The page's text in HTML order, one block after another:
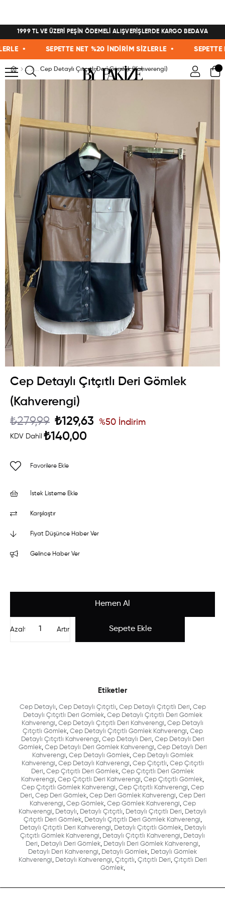
1999 TL VE ÜZERİ PEŞİN ÖDEMELİ ALIŞVERİŞLERDE KARGO BEDAVA
• SEPETTE NET %20 İNDİRİM SİZLERLE • SEPETTE
Cep Detaylı Çıtçıtlı Deri Gömlek (Kahverengi)
Cep Detaylı Çıtçıtlı Deri Gömlek
(Kahverengi)
₺279,99 ₺129,63
KDV Dahil ₺140,00
%50 İndirim
Favorilere Ekle
İstek Listeme Ekle
Karşılaştır
Fiyat Düşünce Haber Ver
Gelince Haber Ver
Artır
Azalt
Etiketler
Cep Detaylı, Cep Detaylı Çıtçıtlı, Cep Detaylı Çıtçıtlı Deri, Cep
Detaylı Çıtçıtlı Deri Gömlek, Cep Detaylı Çıtçıtlı Deri Gömlek
Kahverengi, Cep Detaylı Çıtçıtlı Deri Kahverengi, Cep Detaylı
Çıtçıtlı Gömlek, Cep Detaylı Çıtçıtlı Gömlek Kahverengi, Cep
Detaylı Çıtçıtlı Kahverengi, Cep Detaylı Deri, Cep Detaylı Deri
Gömlek, Cep Detaylı Deri Gömlek Kahverengi, Cep Detaylı Deri
Kahverengi, Cep Detaylı Gömlek, Cep Detaylı Gömlek
Kahverengi, Cep Detaylı Kahverengi, Cep Çıtçıtlı, Cep Çıtçıtlı
Deri, Cep Çıtçıtlı Deri Gömlek, Cep Çıtçıtlı Deri Gömlek
Kahverengi, Cep Çıtçıtlı Deri Kahverengi, Cep Çıtçıtlı Gömlek,
Cep Çıtçıtlı Gömlek Kahverengi, Cep Çıtçıtlı Kahverengi, Cep
Deri, Cep Deri Gömlek, Cep Deri Gömlek Kahverengi, Cep Deri
Kahverengi, Cep Gömlek, Cep Gömlek Kahverengi, Cep
Kahverengi, Detaylı, Detaylı Çıtçıtlı, Detaylı Çıtçıtlı Deri, Detaylı
Çıtçıtlı Deri Gömlek, Detaylı Çıtçıtlı Deri Gömlek Kahverengi,
Detaylı Çıtçıtlı Deri Kahverengi, Detaylı Çıtçıtlı Gömlek, Detaylı
Çıtçıtlı Gömlek Kahverengi, Detaylı Çıtçıtlı Kahverengi, Detaylı
Deri, Detaylı Deri Gömlek, Detaylı Deri Gömlek Kahverengi,
Detaylı Deri Kahverengi, Detaylı Gömlek, Detaylı Gömlek
Kahverengi, Detaylı Kahverengi, Çıtçıtlı, Çıtçıtlı Deri, Çıtçıtlı Deri
Gömlek,